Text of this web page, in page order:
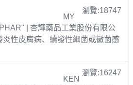
瀏覽:18747
MY
| 杏輝藥品工業股份有限公
炎性皮膚病、續發性細菌或黴菌感
瀏覽:16247
KEN